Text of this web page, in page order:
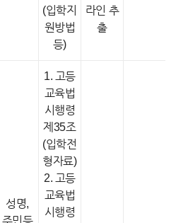
(입학지
원방법
등)
라인 추
출
성명,
주민등
1. 고등
교육법
시행령
제35조
(입학전
형자료)
2. 고등
교육법
시행령